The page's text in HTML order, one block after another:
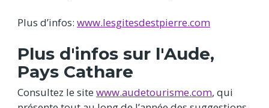
Plus d’infos: www.lesgitesdestpierre.com
Plus d'infos sur l'Aude,
Pays Cathare
Consultez le site www.audetourisme.com, qui